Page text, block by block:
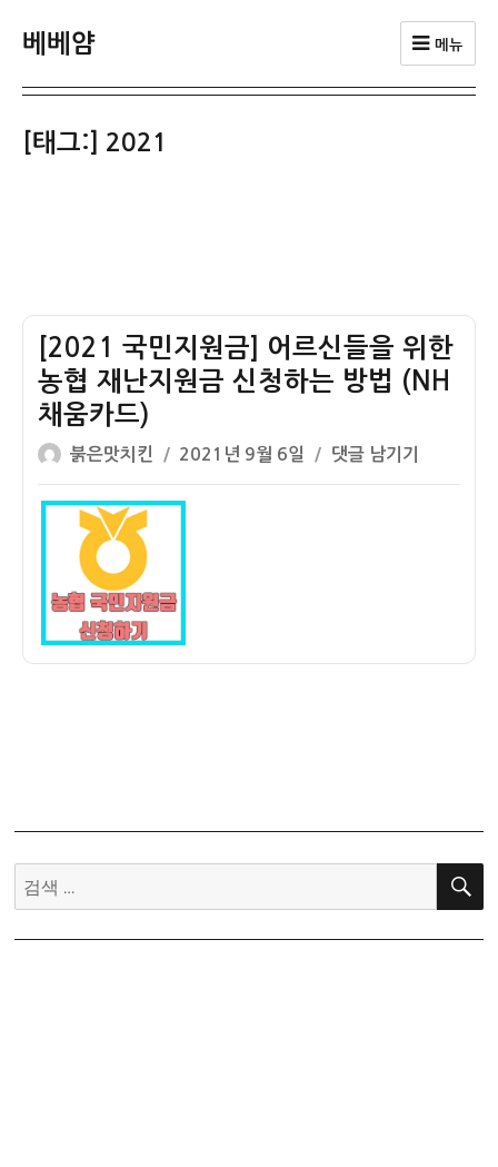
베베얌 메뉴
[태그:] 2021
[2021 국민지원금] 어르신들을 위한
농협 재난지원금 신청하는 방법 (NH
채움카드)
글
쓴
이
붉은맛치킨
작
성
일
2021년 9월 6일
[2021
국
댓글 남기기
검
색:
검